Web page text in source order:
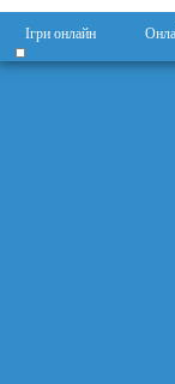
Ігри онлайн